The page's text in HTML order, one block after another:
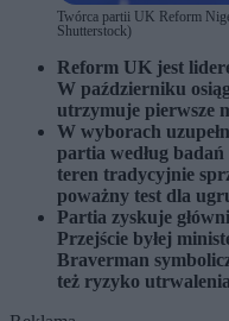
Twórca partii UK Reform
Shutterstock)
Reform UK jest
W październiku
utrzymuje pierwsze
W wyborach
partia według
teren tradycyjnie
poważny test dla
Partia zyskuje
Przejście byłej
Braverman
też ryzyko